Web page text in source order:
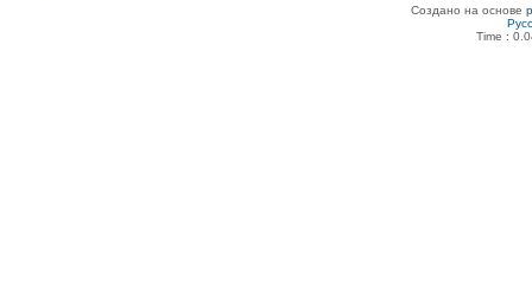
Создано на основе
Time :